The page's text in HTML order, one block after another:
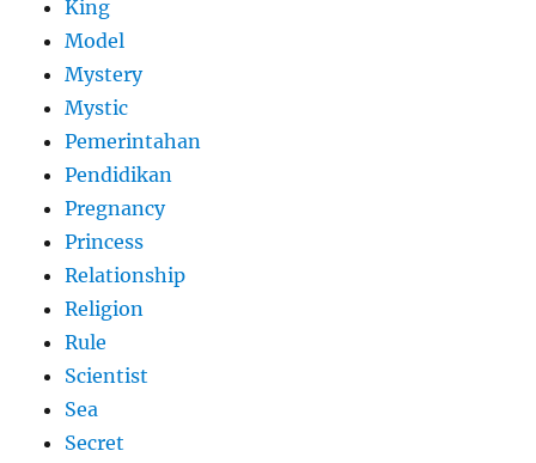
King
Model
Mystery
Mystic
Pemerintahan
Pendidikan
Pregnancy
Princess
Relationship
Religion
Rule
Scientist
Sea
Secret